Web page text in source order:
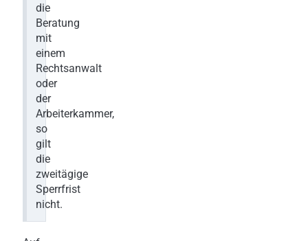
die
Beratung
mit
einem
Rechtsanwalt
oder
der
Arbeiterkammer,
so
gilt
die
zweitägige
Sperrfrist
nicht.